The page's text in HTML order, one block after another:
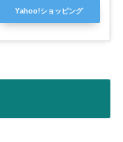
Yahoo!ショッピング